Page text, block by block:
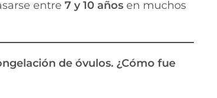
entre 7 y 10 años en muchos
de óvulos. ¿Cómo fue